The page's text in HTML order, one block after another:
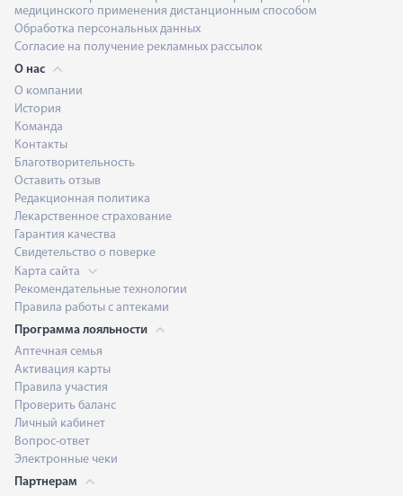
медицинского применения дистанционным способом
Обработка персональных данных
Согласие на получение рекламных рассылок
О нас
О компании
История
Команда
Контакты
Благотворительность
Оставить отзыв
Редакционная политика
Лекарственное страхование
Гарантия качества
Свидетельство о поверке
Карта сайта
Рекомендательные технологии
Правила работы с аптеками
Программа лояльности
Аптечная семья
Активация карты
Правила участия
Проверить баланс
Личный кабинет
Вопрос-ответ
Электронные чеки
Партнерам